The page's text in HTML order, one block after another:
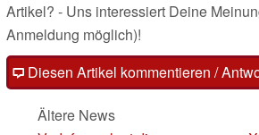
Artikel? - Uns interessiert Deine
Anmeldung möglich)!
Diesen Artikel kommentieren /
Ältere News